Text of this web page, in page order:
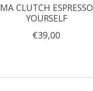
MA CLUTCH ESPRESSO
YOURSELF
€39,00